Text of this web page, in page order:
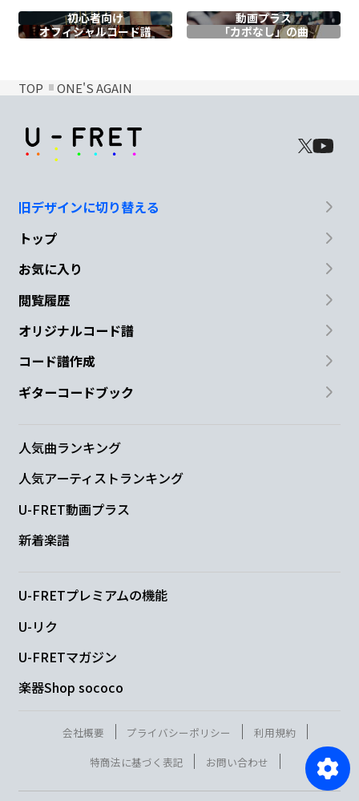
初心者向け
動画プラス
オフィシャルコード譜 「カポなし」の曲
TOP ONE'S AGAIN
旧デザインに切り替える
トップ
お気に入り
閲覧履歴
オリジナルコード譜
コード譜作成
ギターコードブック
人気曲ランキング
人気アーティストランキング
U-FRET動画プラス
新着楽譜
U-FRETプレミアムの機能
U-リク
U-FRETマガジン
楽器Shop sococo
会社概要 プライバシーポリシー
利用規約
特商法に基づく表記
お問い合わせ